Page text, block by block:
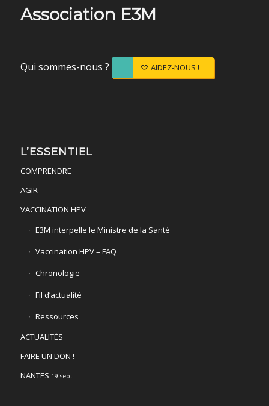
Association E3M
Qui sommes-nous ? AIDEZ-NOUS !
L’ESSENTIEL
COMPRENDRE
AGIR
VACCINATION HPV
E3M interpelle le Ministre de la Santé
Vaccination HPV – FAQ
Chronologie
Fil d’actualité
Ressources
ACTUALITÉS
FAIRE UN DON !
NANTES 19 sept